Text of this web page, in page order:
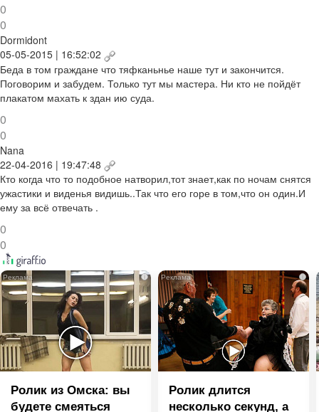
0
0
Dormidont
05-05-2015 | 16:52:02
Беда в том граждане что тяфканьнье наше тут и закончится.
Поговорим и забудем. Только тут мы мастера. Ни кто не пойдёт
плакатом махать к здан ию суда.
0
0
Nana
22-04-2016 | 19:47:48
Кто когда что то подобное натворил,тот знает,как по ночам снятся
ужастики и виденья видишь..Так что его горе в том,что он один.И
ему за всё отвечать .
0
0
i
Ролик из Омска: вы
будете смеяться
i
Ролик длится
несколько секунд, а